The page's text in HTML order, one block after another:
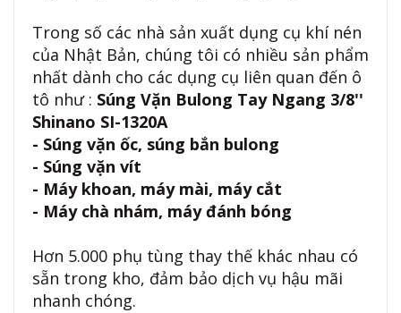
Trong số các nhà sản xuất dụng cụ khí nén
của Nhật Bản, chúng tôi có nhiều sản phẩm
nhất dành cho các dụng cụ liên quan đến ô
tô như : Súng Vặn Bulong Tay Ngang 3/8''
Shinano SI-1320A
- Súng vặn ốc, súng bắn bulong
- Súng vặn vít
- Máy khoan, máy mài, máy cắt
- Máy chà nhám, máy đánh bóng
Hơn 5.000 phụ tùng thay thế khác nhau có
sẵn trong kho, đảm bảo dịch vụ hậu mãi
nhanh chóng.